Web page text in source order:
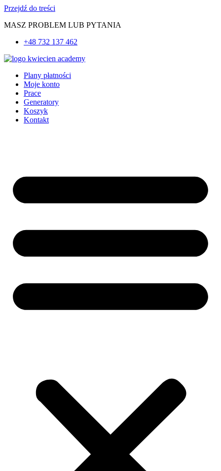
Przejdź do treści
MASZ PROBLEM LUB PYTANIA
+48 732 137 462
Plany płatności
Moje konto
Prace
Generatory
Koszyk
Kontakt